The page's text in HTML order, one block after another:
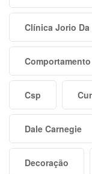
Clínica Jorio
Comportamento
Csp
Dale Carnegie
Decoração